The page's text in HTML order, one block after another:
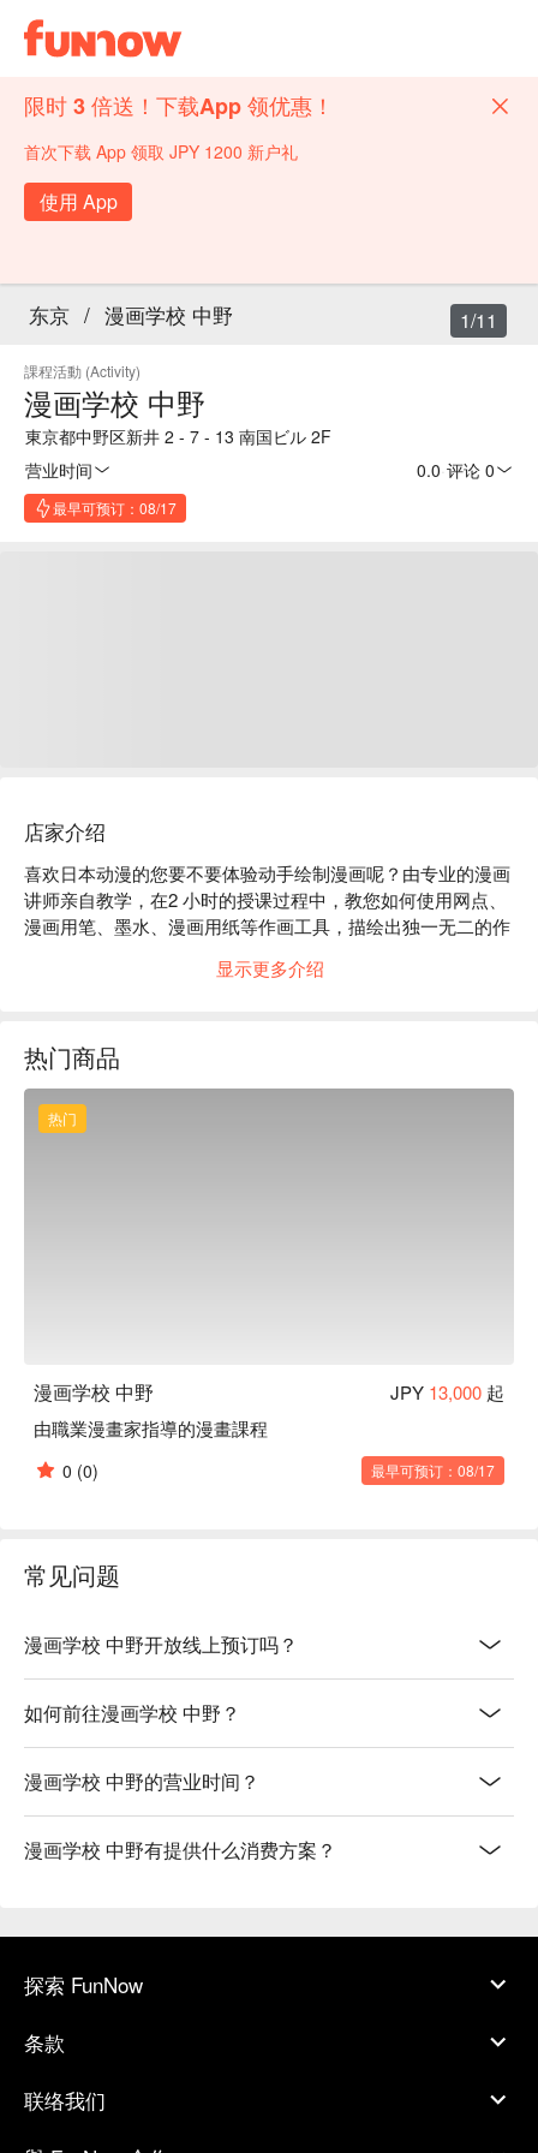
限时 3 倍送！下载App 领优惠！
首次下载 App 领取 JPY 1200 新户礼
使用 App
东京 / 漫画学校 中野
課程活動 (Activity)
漫画学校 中野
東京都中野区新井 2 - 7 - 13 南国ビル 2F
营业时间
0.0 评论 0
最早可预订：08/17
1/11
店家介绍
喜欢日本动漫的您要不要体验动手绘制漫画呢？由专业的漫画
讲师亲自教学，在2 小时的授课过程中，教您如何使用网点、
漫画用笔、墨水、漫画用纸等作画工具，描绘出独一无二的作
有经验者都不用担心，讲师会依照学生的程度制定最合适的教
显示更多介绍
热门商品
热门
漫画学校 中野 JPY 13,000 起
由職業漫畫家指導的漫畫課程
0 (0) 最早可预订：08/17
常见问题
漫画学校 中野开放线上预订吗？
如何前往漫画学校 中野？
漫画学校 中野的营业时间？
漫画学校 中野有提供什么消费方案？
探索 FunNow
条款
联络我们